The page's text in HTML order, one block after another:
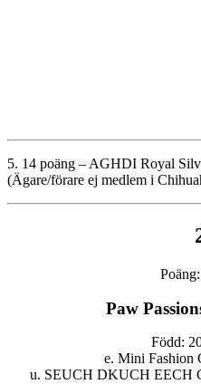
5. 14 poäng – AGHDI Royal
(Ägare/förare ej medlem i
Paw
Född:
e. Mini Fashion
u. SEUCH DKUCH EECH